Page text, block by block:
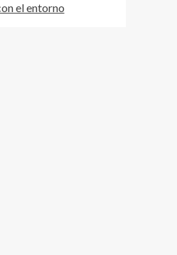
el entorno